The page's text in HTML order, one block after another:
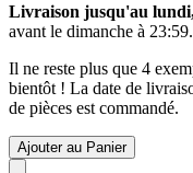
Livraison jusqu'au
avant le dimanche à 23:59.
Il ne reste plus que 4
bientôt ! La date de
de pièces est commandé.
Ajouter au Panier